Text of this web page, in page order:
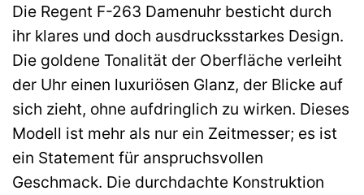
Die Regent F-263 Damenuhr besticht durch
ihr klares und doch ausdrucksstarkes Design.
Die goldene Tonalität der Oberfläche verleiht
der Uhr einen luxuriösen Glanz, der Blicke auf
sich zieht, ohne aufdringlich zu wirken. Dieses
Modell ist mehr als nur ein Zeitmesser; es ist
ein Statement für anspruchsvollen
Geschmack. Die durchdachte Konstruktion